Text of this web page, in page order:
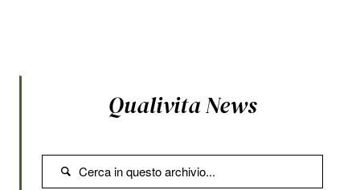
Qualivita News
